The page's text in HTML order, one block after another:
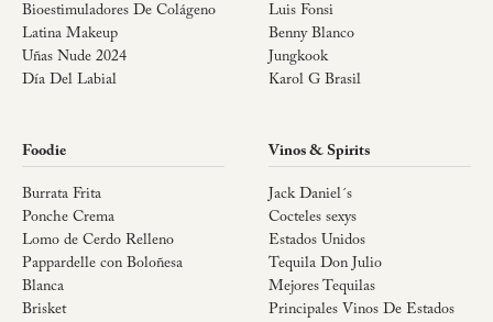
Bioestimuladores De Colágeno
Latina Makeup
Uñas Nude 2024
Día Del Labial
Luis Fonsi
Benny Blanco
Jungkook
Karol G Brasil
Foodie
Burrata Frita
Ponche Crema
Lomo de Cerdo Relleno
Pappardelle con Boloñesa
Blanca
Brisket
Vinos & Spirits
Jack Daniel´s
Cocteles sexys
Estados Unidos
Tequila Don Julio
Mejores Tequilas
Principales Vinos De Estados